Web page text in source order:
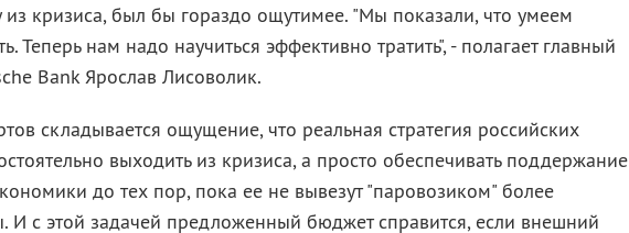
из кризиса, был бы гораздо ощутимее. "Мы показали, что умеем
Теперь нам надо научиться эффективно тратить", - полагает главный
Bank Ярослав Лисоволик.
складывается ощущение, что реальная стратегия российских
выходить из кризиса, а просто обеспечивать поддержание
до тех пор, пока ее не вывезут "паровозиком" более
И с этой задачей предложенный бюджет справится, если внешний